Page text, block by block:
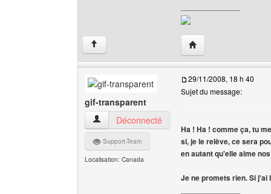
↑ Visiter le site web
gif-transparent
gif-transparent Voir le profil de l'utilisateur
Déconnecté
Support-Team
Localisation: Canada
29/11/2008, 18 h 40
Sujet du message:
Ha ! Ha ! comme ça, tu
si, je le relève, ce sera
en autant qu'elle aime
Je ne promets rien. Si